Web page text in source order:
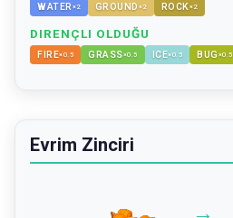
WATER ×2 GROUND ×2 ROCK×2
DIRENÇLI OLDUĞU
FIRE×0.5 GRASS×0.5 ICE×0.5 BUG ×0.5
Evrim Zinciri
→